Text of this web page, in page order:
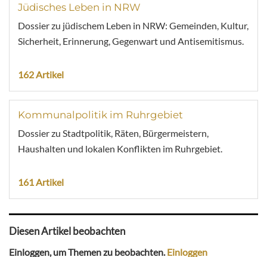
Jüdisches Leben in NRW
Dossier zu jüdischem Leben in NRW: Gemeinden, Kultur,
Sicherheit, Erinnerung, Gegenwart und Antisemitismus.
162 Artikel
Kommunalpolitik im Ruhrgebiet
Dossier zu Stadtpolitik, Räten, Bürgermeistern,
Haushalten und lokalen Konflikten im Ruhrgebiet.
161 Artikel
Diesen Artikel beobachten
Einloggen, um Themen zu beobachten.Einloggen